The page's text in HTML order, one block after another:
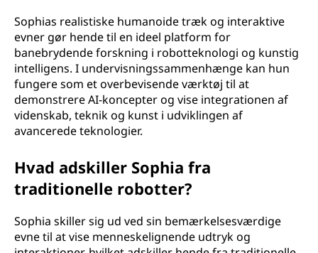
Sophias realistiske humanoide træk og interaktive
evner gør hende til en ideel platform for
banebrydende forskning i robotteknologi og kunstig
intelligens. I undervisningssammenhænge kan hun
fungere som et overbevisende værktøj til at
demonstrere AI-koncepter og vise integrationen af
videnskab, teknik og kunst i udviklingen af
avancerede teknologier.
Hvad adskiller Sophia fra
traditionelle robotter?
Sophia skiller sig ud ved sin bemærkelsesværdige
evne til at vise menneskelignende udtryk og